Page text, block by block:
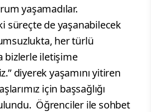
yaşamadılar.
süreçte de yaşanabilecek
her türlü
bizlerle iletişime
diyerek yaşamını yitiren
için başsağlığı
Öğrenciler ile sohbet